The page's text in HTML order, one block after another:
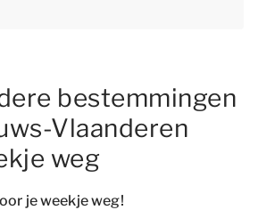
bestemmingen
Vlaanderen
weg
je weekje weg!